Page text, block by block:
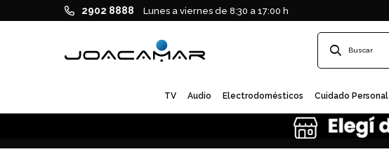
TV Audio Electrodomésticos Cuidado Personal
2902 8888 Lunes a viernes de 8:30 a 17:00 h